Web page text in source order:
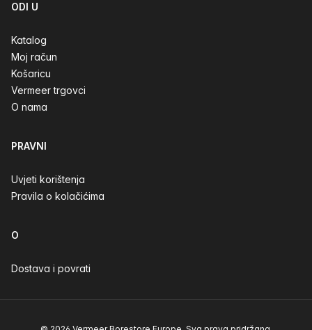
ODI U
Katalog
Moj račun
Košaricu
Vermeer trgovci
O nama
PRAVNI
Uvjeti korištenja
Pravila o kolačićima
O
Dostava i povrati